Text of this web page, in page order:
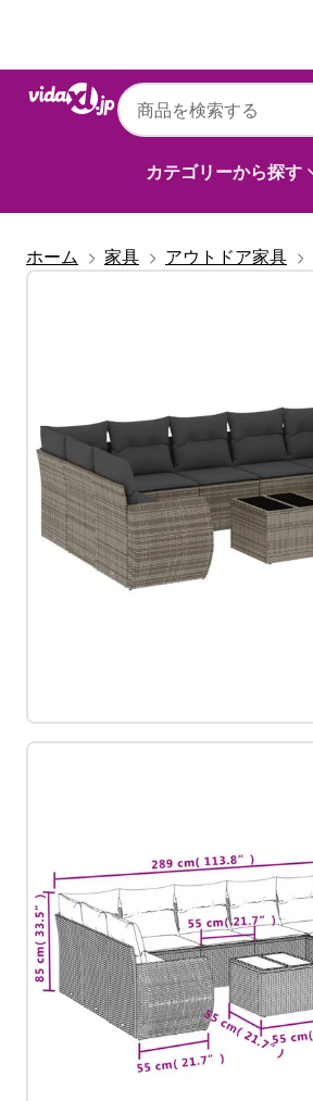
カテゴリーから探す
ホーム 家具 アウトドア家具